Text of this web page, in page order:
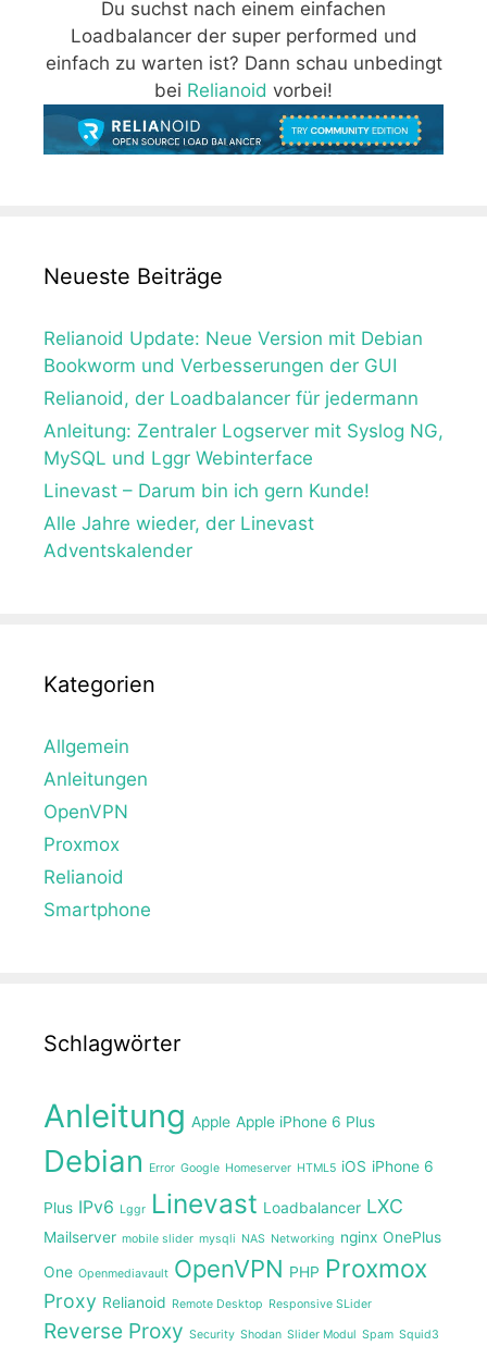
Du suchst nach einem einfachen
Loadbalancer der super performed und
einfach zu warten ist? Dann schau unbedingt
bei Relianoid vorbei!
Neueste Beiträge
Relianoid Update: Neue Version mit Debian
Bookworm und Verbesserungen der GUI
Relianoid, der Loadbalancer für jedermann
Anleitung: Zentraler Logserver mit Syslog NG,
MySQL und Lggr Webinterface
Linevast – Darum bin ich gern Kunde!
Alle Jahre wieder, der Linevast
Adventskalender
Kategorien
Allgemein
Anleitungen
OpenVPN
Proxmox
Relianoid
Smartphone
Schlagwörter
Anleitung Apple Apple iPhone 6 Plus
Debian Error Google Homeserver HTML5 iOS iPhone 6
Plus IPv6 Lggr Linevast Loadbalancer LXC
Mailserver mobile slider mysqli NAS Networking nginx OnePlus
One Openmediavault OpenVPN PHP Proxmox
Proxy Relianoid Remote Desktop Responsive SLider
Reverse Proxy Security Shodan Slider Modul Spam Squid3